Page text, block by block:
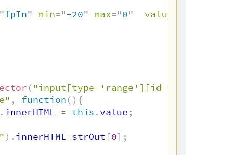
"fpIn" min="-20" max="0" value
("input[type='range'][id='fpIn']"
, function () {
. innerHTML = this . value ;
) . innerHTML=strOut [0] ;